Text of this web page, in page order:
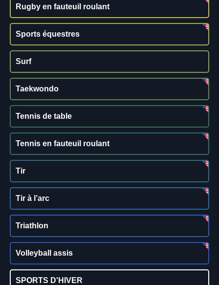
Rugby en fauteuil roulant
Sports équestres
Surf
Taekwondo
Tennis de table
Tennis en fauteuil roulant
Tir
Tir à l’arc
Triathlon
Volleyball assis
SPORTS D'HIVER